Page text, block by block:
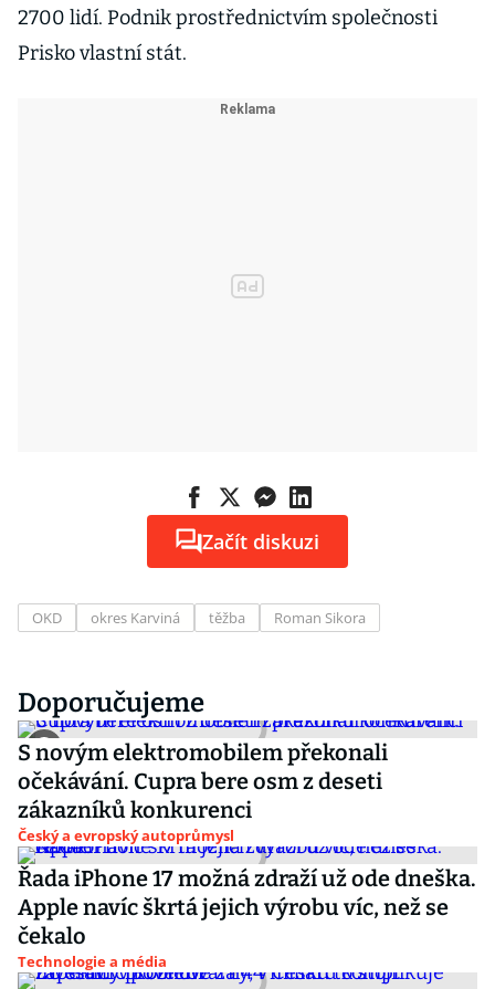
2700 lidí. Podnik prostřednictvím společnosti
Prisko vlastní stát.
Začít diskuzi
OKD okres Karviná těžba Roman Sikora
Doporučujeme
S novým elektromobilem překonali
očekávání. Cupra bere osm z deseti
zákazníků konkurenci
Český a evropský autoprůmysl
Řada iPhone 17 možná zdraží už ode dneška.
Apple navíc škrtá jejich výrobu víc, než se
čekalo
Technologie a média